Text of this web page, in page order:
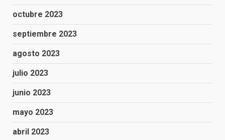
octubre 2023
septiembre 2023
agosto 2023
julio 2023
junio 2023
mayo 2023
abril 2023